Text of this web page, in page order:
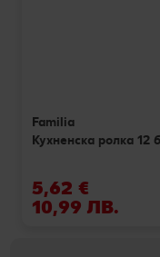
Familia
Кухненска ролка 12
5,62 €
10,99 ЛВ.